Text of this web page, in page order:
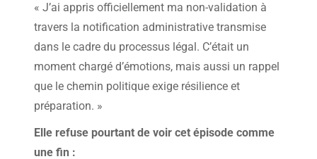
« J’ai appris officiellement ma non-validation à
travers la notification administrative transmise
dans le cadre du processus légal. C’était un
moment chargé d’émotions, mais aussi un rappel
que le chemin politique exige résilience et
préparation. »
Elle refuse pourtant de voir cet épisode comme
une fin :